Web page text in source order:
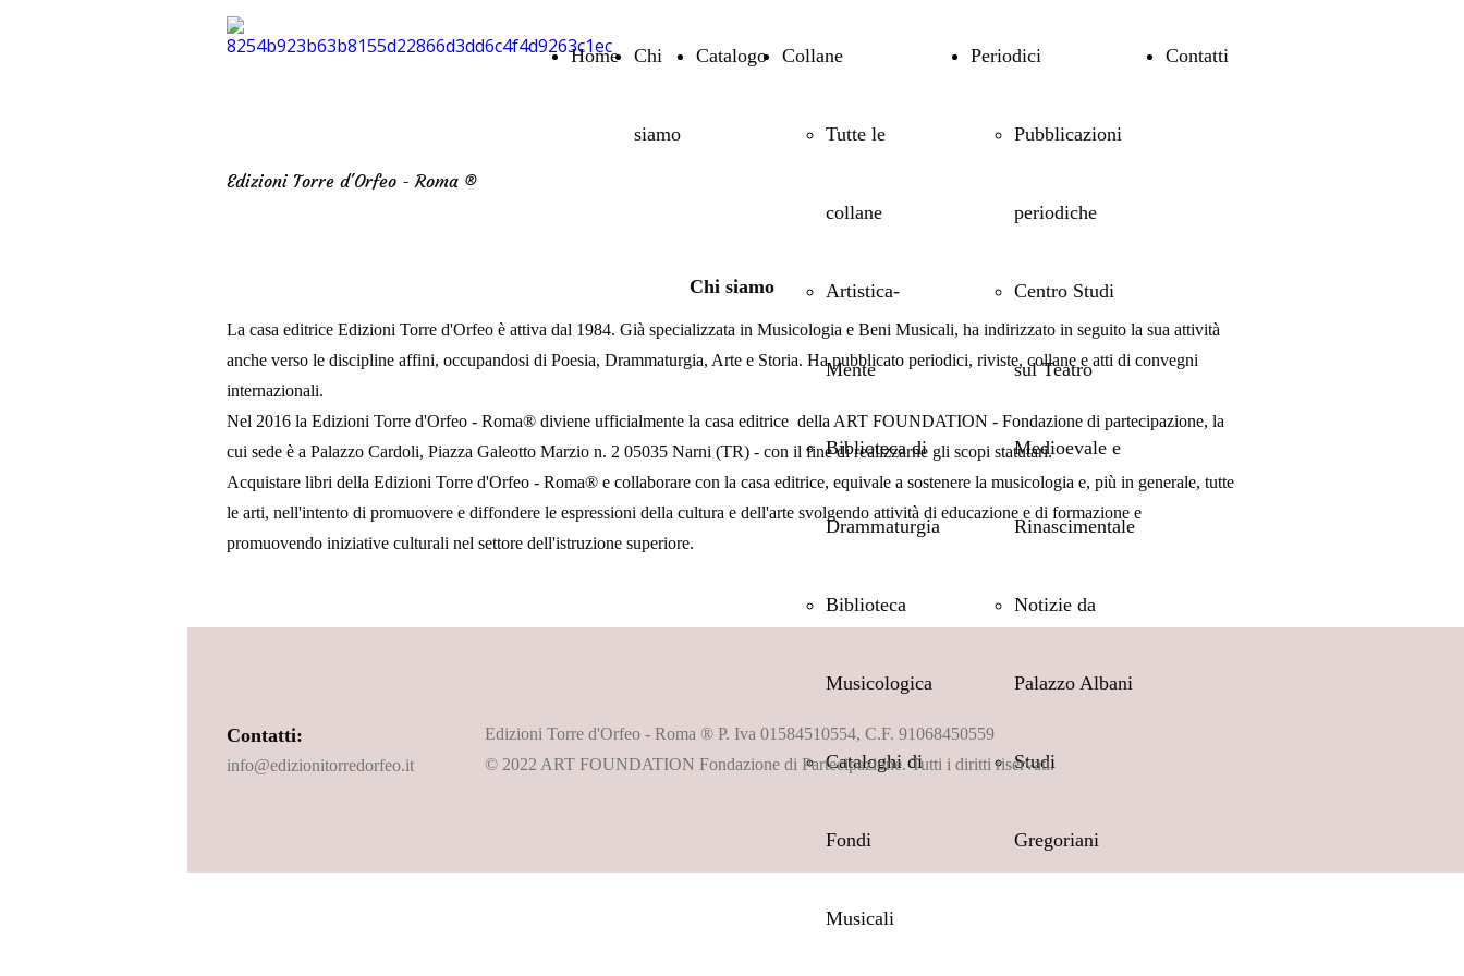
Home Chi
siamo
Catalogo Collane
Tutte le
collane
Artistica-
Mente
Biblioteca di
Drammaturgia
Biblioteca
Musicologica
Cataloghi di
Fondi
Musicali
Periodici
Pubblicazioni
periodiche
Centro Studi
sul Teatro
Medioevale e
Rinascimentale
Notizie da
Palazzo Albani
Studi
Gregoriani
Contatti
Contatti:
Edizioni Torre d'Orfeo - Roma ® P. Iva 01584510554, C.F. 91068450559
© 2022 ART FOUNDATION Fondazione di Partecipazione. Tutti i diritti riservati.
info@edizionitorredorfeo.it
Edizioni Torre d'Orfeo - Roma ®
Chi siamo
La casa editrice Edizioni Torre d'Orfeo è attiva dal 1984. Già specializzata in Musicologia e Beni Musicali, ha indirizzato in seguito la sua attività
anche verso le discipline affini, occupandosi di Poesia, Drammaturgia, Arte e Storia. Ha pubblicato periodici, riviste, collane e atti di convegni
internazionali.
Nel 2016 la Edizioni Torre d'Orfeo - Roma® diviene ufficialmente la casa editrice della ART FOUNDATION - Fondazione di partecipazione, la
cui sede è a Palazzo Cardoli, Piazza Galeotto Marzio n. 2 05035 Narni (TR) - con il fine di realizzarne gli scopi statutari.
Acquistare libri della Edizioni Torre d'Orfeo - Roma® e collaborare con la casa editrice, equivale a sostenere la musicologia e, più in generale, tutte
le arti, nell'intento di promuovere e diffondere le espressioni della cultura e dell'arte svolgendo attività di educazione e di formazione e
promuovendo iniziative culturali nel settore dell'istruzione superiore.